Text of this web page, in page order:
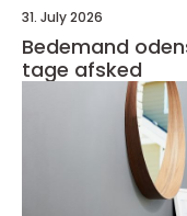
31. July 2026
Bedemand odense sådan får du
tage afsked